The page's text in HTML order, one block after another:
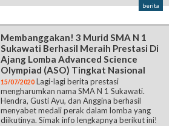
berita
Membanggakan! 3 Murid SMA N 1
Sukawati Berhasil Meraih Prestasi Di
Ajang Lomba Advanced Science
Olympiad (ASO) Tingkat Nasional
15/07/2020 Lagi-lagi berita prestasi
mengharumkan nama SMA N 1 Sukawati.
Hendra, Gusti Ayu, dan Anggina berhasil
menyabet medali perak dalam lomba yang
diikutinya. Simak info lengkapnya berikut ini!